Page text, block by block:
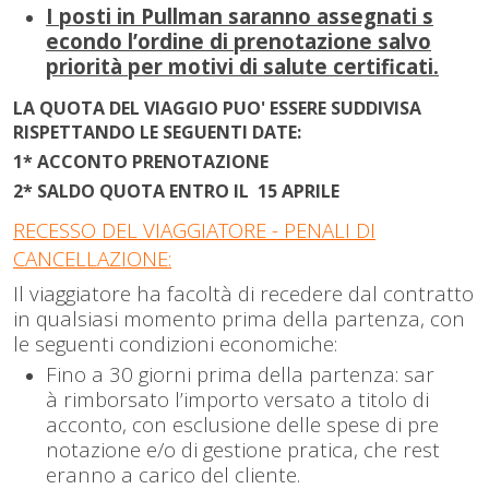
I posti in Pullman saranno assegnati s
econdo l’ordine di prenotazione salvo
priorità per motivi di salute certificati.
LA QUOTA DEL VIAGGIO PUO' ESSERE SUDDIVISA
RISPETTANDO LE SEGUENTI DATE:
1* ACCONTO PRENOTAZIONE
2* SALDO QUOTA ENTRO IL 15 APRILE
RECESSO DEL VIAGGIATORE - PENALI DI
CANCELLAZIONE:
Il viaggiatore ha facoltà di recedere dal contratto
in qualsiasi momento prima della partenza, con
le seguenti condizioni economiche:
Fino a 30 giorni prima della partenza: sar
à rimborsato l’importo versato a titolo di
acconto, con esclusione delle spese di pre
notazione e/o di gestione pratica, che rest
eranno a carico del cliente.